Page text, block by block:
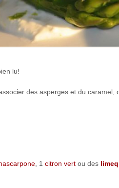
lu!
des asperges et du
, 1 citron vertou des